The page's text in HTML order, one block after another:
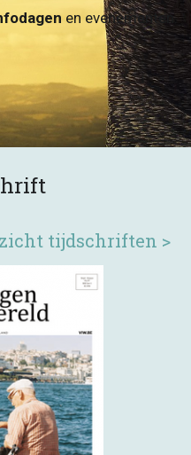
en evenementen.
tijdschriften >